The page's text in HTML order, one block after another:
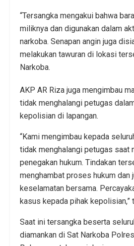
“Tersangka mengakui bahwa
miliknya dan digunakan dalam
narkoba. Senapan angin juga
melakukan tawuran di lokasi
Narkoba.
AKP AR Riza juga mengimbau
tidak menghalangi petugas
kepolisian di lapangan.
“Kami mengimbau kepada
tidak menghalangi petugas saat
penegakan hukum. Tindakan
menghambat proses hukum dan
keselamatan bersama.
kasus kepada pihak kepolisian,”
Saat ini tersangka beserta
diamankan di Sat Narkoba